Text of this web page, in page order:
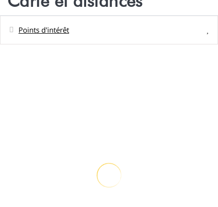
Points d'intérêt
Restaurant - Huahine yacht club